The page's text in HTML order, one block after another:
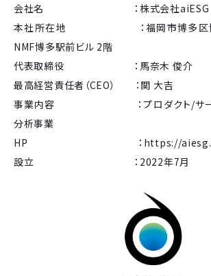
会社名 ：株式会社aiESG
本社所在地 ：福岡市博多区博
NMF博多駅前ビル 2階
代表取締役 ：馬奈木 俊介
最高経営責任者（CEO） ：関 大吉
事業内容 ：プロダクト/サービ
分析事業
HP ：https://
設立 ：2022年7月